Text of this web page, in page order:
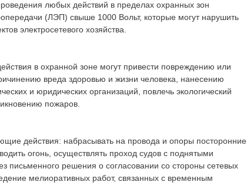
любых действий в пределах охранных зон
(ЛЭП) свыше 1000 Вольт, которые могут нарушить
электросетевого хозяйства.
в охранной зоне могут привести повреждению или
вреда здоровью и жизни человека, нанесению
и юридических организаций, повлечь экологический
пожаров.
действия: набрасывать на провода и опоры посторонние
огонь, осуществлять проход судов с поднятыми
письменного решения о согласовании со стороны сетевых
мелиоративных работ, связанных с временным